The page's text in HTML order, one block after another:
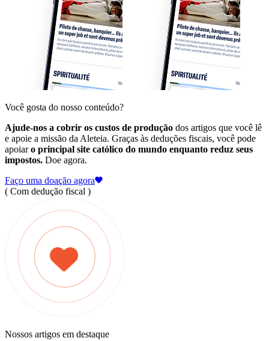
Você gosta do nosso conteúdo?
Ajude-nos a cobrir os custos de produção dos artigos que você lê
e apoie a missão da Aleteia. Graças às deduções fiscais, você pode
apoiaro principal site católico do mundo enquanto reduz seus
impostos. Doe agora.
Faço uma doação agora
( Com dedução fiscal )
Nossos artigos em destaque